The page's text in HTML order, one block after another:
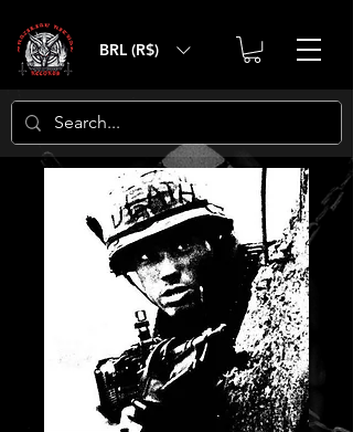
BRL (R$)